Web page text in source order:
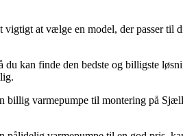
at vælge en model, der passer
kan finde den bedste og billigste
billig varmepumpe til montering på